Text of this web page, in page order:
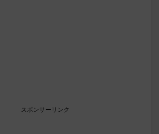
スポンサーリンク